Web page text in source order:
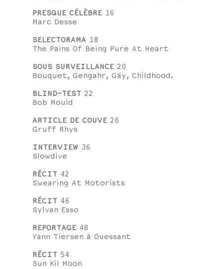
PRESQUE CÉLÈBRE 16
Marc Desse
SELECTORAMA 18
The Pains Of Being Pure At Heart
SOUS SURVEILLANCE 20
Bouquet, Gengahr, Gäy, Childhood.
BLIND-TEST 22
Bob Mould
ARTICLE DE COUVE 26
Gruff Rhys
INTERVIEW 36
Slowdive
RÉCIT 42
Swearing At Motorists
RÉCIT 46
Sylvan Esso
REPORTAGE 48
Yann Tiersen à Ouessant
RÉCIT 54
Sun Kil Moon